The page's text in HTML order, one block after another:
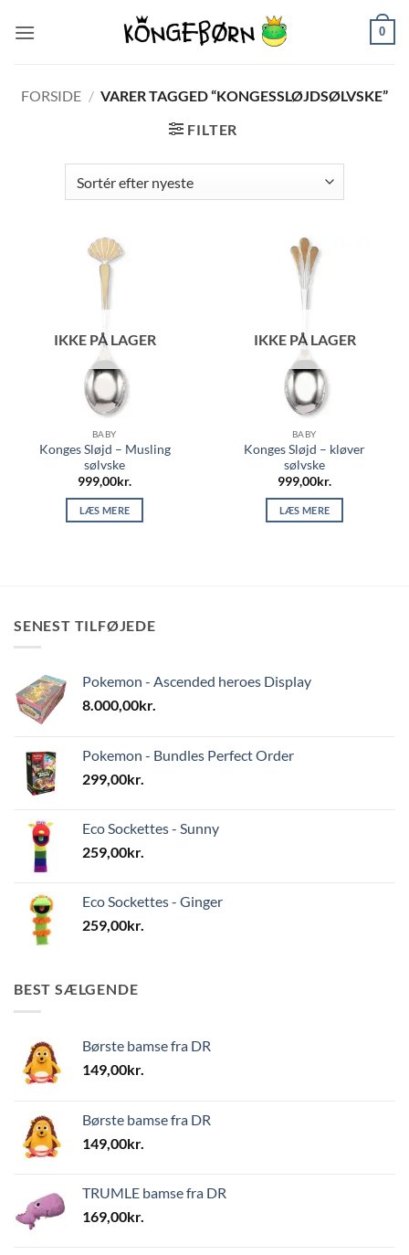
0
FORSIDE / VARER TAGGED “KONGESSLØJDSØLVSKE”
FILTER
IKKE PÅ LAGER
BABY
Konges Sløjd – Musling
sølvske
999,00kr.
LÆS MERE
IKKE PÅ LAGER
BABY
Konges Sløjd – kløver
sølvske
999,00kr.
LÆS MERE
SENEST TILFØJEDE
Pokemon - Ascended heroes Display
8.000,00kr.
Pokemon - Bundles Perfect Order
299,00kr.
Eco Sockettes - Sunny
259,00kr.
Eco Sockettes - Ginger
259,00kr.
BEST SÆLGENDE
Børste bamse fra DR
149,00kr.
Børste bamse fra DR
149,00kr.
TRUMLE bamse fra DR
169,00kr.